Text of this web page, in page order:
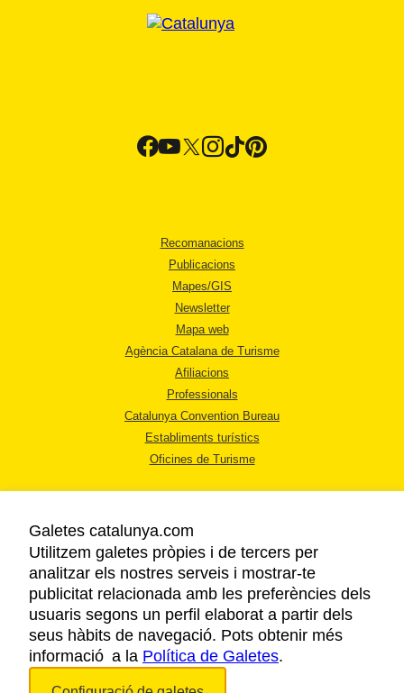
Recomanacions
Publicacions
Mapes/GIS
Newsletter
Mapa web
Agència Catalana de Turisme
Afiliacions
Professionals
Catalunya Convention Bureau
Establiments turístics
Oficines de Turisme
AVÍS LEGAL
POLÍTICA DE PRIVACITAT
COOKIES
ACCESSIBILITAT
Galetes catalunya.com
Utilitzem galetes pròpies i de tercers per
analitzar els nostres serveis i mostrar-te
publicitat relacionada amb les preferències dels
usuaris segons un perfil elaborat a partir dels
seus hàbits de navegació. Pots obtenir més
informació a la Política de Galetes.